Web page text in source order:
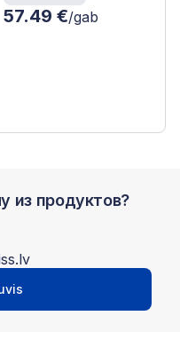
57.49 €/gab
из продуктов?